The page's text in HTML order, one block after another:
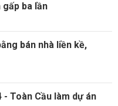
ba lần
bán nhà liền kề,
Toàn Cầu làm dự án